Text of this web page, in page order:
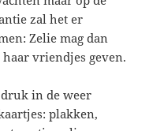
zal het er
Zelie mag dan
vriendjes geven.
in de weer
plakken,